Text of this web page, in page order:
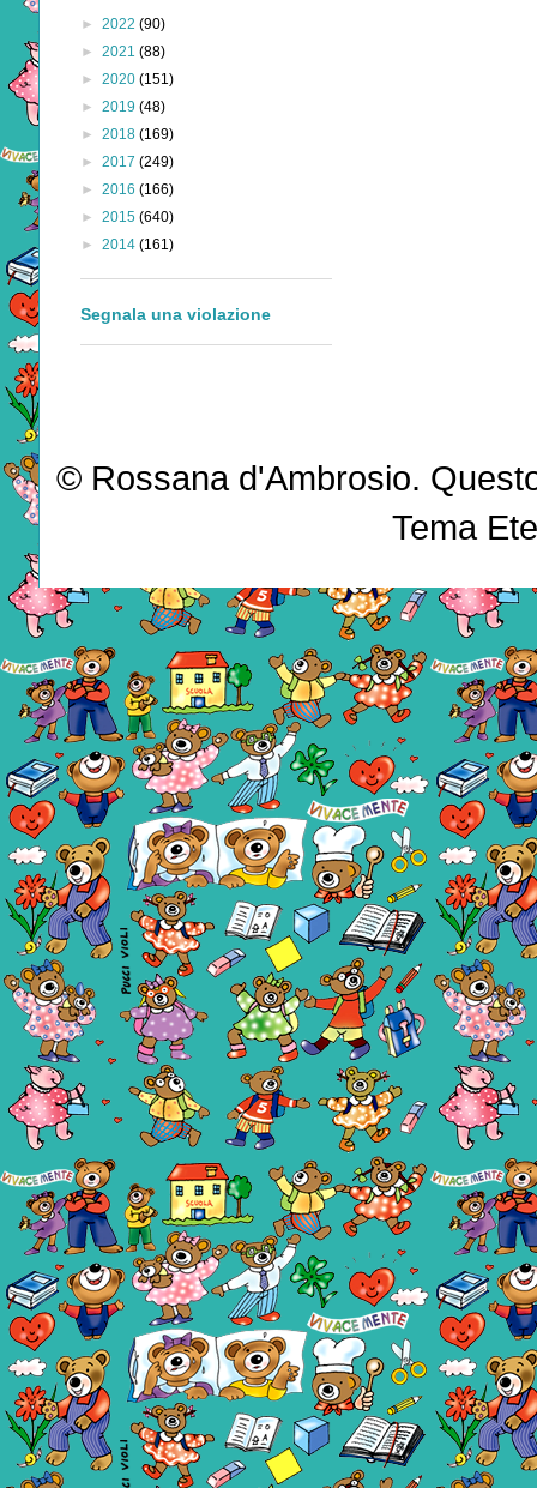
► 2022 (90)
► 2021 (88)
► 2020 (151)
► 2019 (48)
► 2018 (169)
► 2017 (249)
► 2016 (166)
► 2015 (640)
► 2014 (161)
Segnala una violazione
© Rossana d'Ambrosio.
Tema